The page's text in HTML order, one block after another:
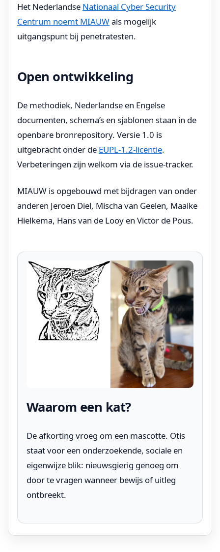
Het Nederlandse Nationaal Cyber Security
Centrum noemt MIAUWals mogelijk
uitgangspunt bij penetratesten.
Open ontwikkeling
De methodiek, Nederlandse en Engelse
documenten, schema’s en sjablonen staan in de
openbare bronrepository. Versie 1.0 is
uitgebracht onder de EUPL-1.2-licentie.
Verbeteringen zijn welkom via de issue-tracker.
MIAUW is opgebouwd met bijdragen van onder
anderen Jeroen Diel, Mischa van Geelen, Maaike
Hielkema, Hans van de Looy en Victor de Pous.
Waarom een kat?
De afkorting vroeg om een mascotte. Otis
staat voor een onderzoekende, sociale en
eigenwijze blik: nieuwsgierig genoeg om
door te vragen wanneer bewijs of uitleg
ontbreekt.